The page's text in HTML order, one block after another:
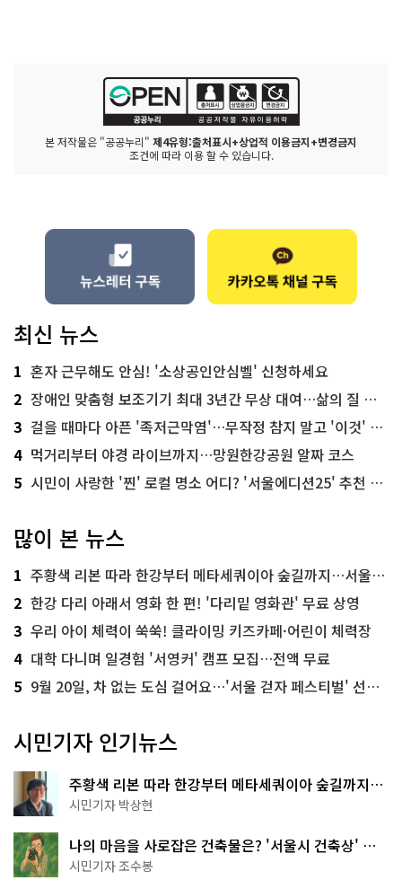
본 저작물은 "공공누리" 제4유형:출처표시+상업적 이용금지+변경금지
조건에 따라 이용 할 수 있습니다.
최신 뉴스
1 혼자 근무해도 안심! '소상공인안심벨' 신청하세요
2 장애인 맞춤형 보조기기 최대 3년간 무상 대여…삶의 질 높인다
3 걸을 때마다 아픈 '족저근막염'…무작정 참지 말고 '이것' 해보세요!
4 먹거리부터 야경 라이브까지…망원한강공원 알짜 코스
5 시민이 사랑한 '찐' 로컬 명소 어디? '서울에디션25' 추천 코스
많이 본 뉴스
1 주황색 리본 따라 한강부터 메타세쿼이아 숲길까지…서울둘레길 15코스
2 한강 다리 아래서 영화 한 편! '다리밑 영화관' 무료 상영
3 우리 아이 체력이 쑥쑥! 클라이밍 키즈카페·어린이 체력장
4 대학 다니며 일경험 '서영커' 캠프 모집…전액 무료
5 9월 20일, 차 없는 도심 걸어요…'서울 걷자 페스티벌' 선착순 5천명
시민기자 인기뉴스
주황색 리본 따라 한강부터 메타세쿼이아 숲길까지…
서울둘레길 15코스
시민기자 박상현
나의 마음을 사로잡은 건축물은? '서울시 건축상' 수
상작 공개!
시민기자 조수봉